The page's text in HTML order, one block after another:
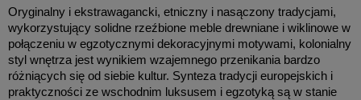
Oryginalny i ekstrawagancki, etniczny i nasączony tradycjami,
wykorzystujący solidne rzeźbione meble drewniane i wiklinowe w
połączeniu w egzotycznymi dekoracyjnymi motywami, kolonialny
styl wnętrza jest wynikiem wzajemnego przenikania bardzo
różniących się od siebie kultur. Synteza tradycji europejskich i
praktyczności ze wschodnim luksusem i egzotyką są w stanie